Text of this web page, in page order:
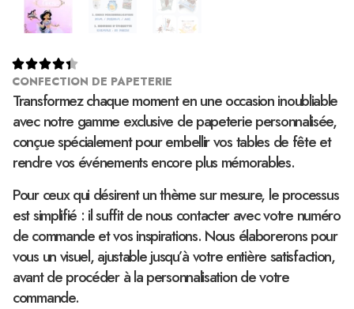

CONFECTION DE PAPETERIE
Transformez chaque moment en une occasion inoubliable
avec notre gamme exclusive de papeterie personnalisée,
conçue spécialement pour embellir vos tables de fête et
rendre vos événements encore plus mémorables.
Pour ceux qui désirent un thème sur mesure, le processus
est simplifié : il suffit de nous contacter avec votre numéro
de commande et vos inspirations. Nous élaborerons pour
vous un visuel, ajustable jusqu’à votre entière satisfaction,
avant de procéder à la personnalisation de votre
commande.